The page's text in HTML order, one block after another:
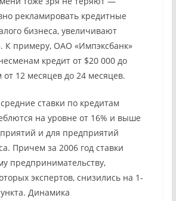
рекламировать кредитные
бизнеса, увеличивают
К примеру, ОАО «Импэксбанк»
кредит от $20 000 до
от 12 месяцев до 24 месяцев.
ставки по кредитам
на уровне от 16% и выше
и для предприятий
Причем за 2006 год ставки
предпринимательству,
экспертов, снизились на 1-
Динамика